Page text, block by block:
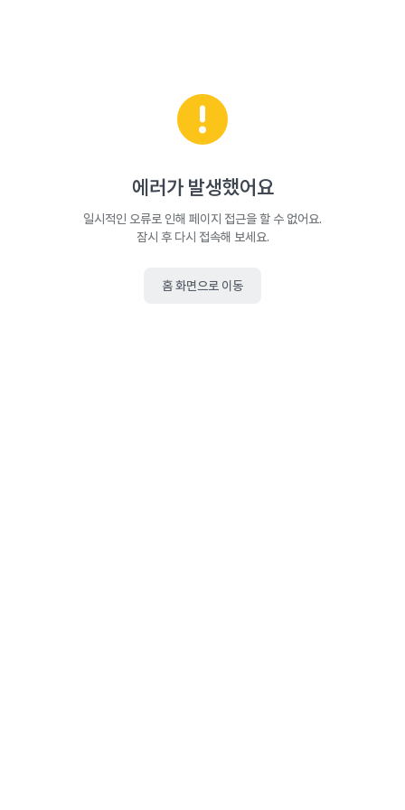
에러가 발생했어요
일시적인 오류로 인해 페이지 접근을 할 수 없어요.
잠시 후 다시 접속해 보세요.
홈 화면으로 이동